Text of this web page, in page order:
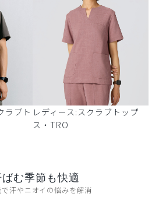
ラブト レディース:スクラブトップ
ス・TRO
む季節も快適
汗やニオイの悩みを解消